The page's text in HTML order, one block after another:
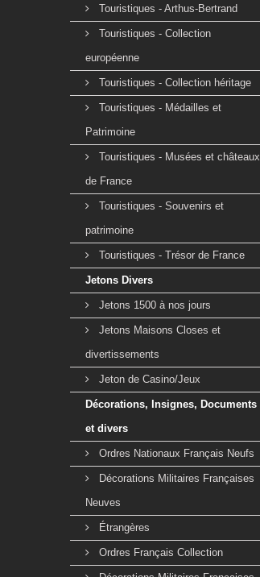
Touristiques - Arthus-Bertrand
Touristiques - Collection
européenne
Touristiques - Collection héritage
Touristiques - Médailles et
Patrimoine
Touristiques - Musées et châteaux
de France
Touristiques - Souvenirs et
patrimoine
Touristiques - Trésor de France
Jetons Divers
Jetons 1500 à nos jours
Jetons Maisons Closes et
divertissements
Jeton de Casino/Jeux
Décorations, Insignes, Documents
et divers
Ordres Nationaux Français Neufs
Décorations Militaires Françaises
Neuves
Étrangères
Ordres Français Collection